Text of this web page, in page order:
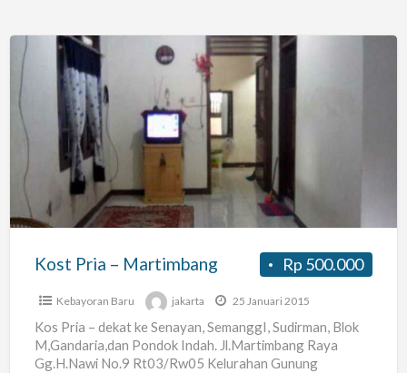
Kost
Martimbang
Rp 500.000
Kost Pria – Martimbang
Kebayoran Baru jakarta 25 Januari 2015
Kos Pria – dekat ke Senayan, SemanggI, Sudirman, Blok
M,Gandaria,dan Pondok Indah. Jl.Martimbang Raya
Gg.H.Nawi No.9 Rt03/Rw05 Kelurahan Gunung